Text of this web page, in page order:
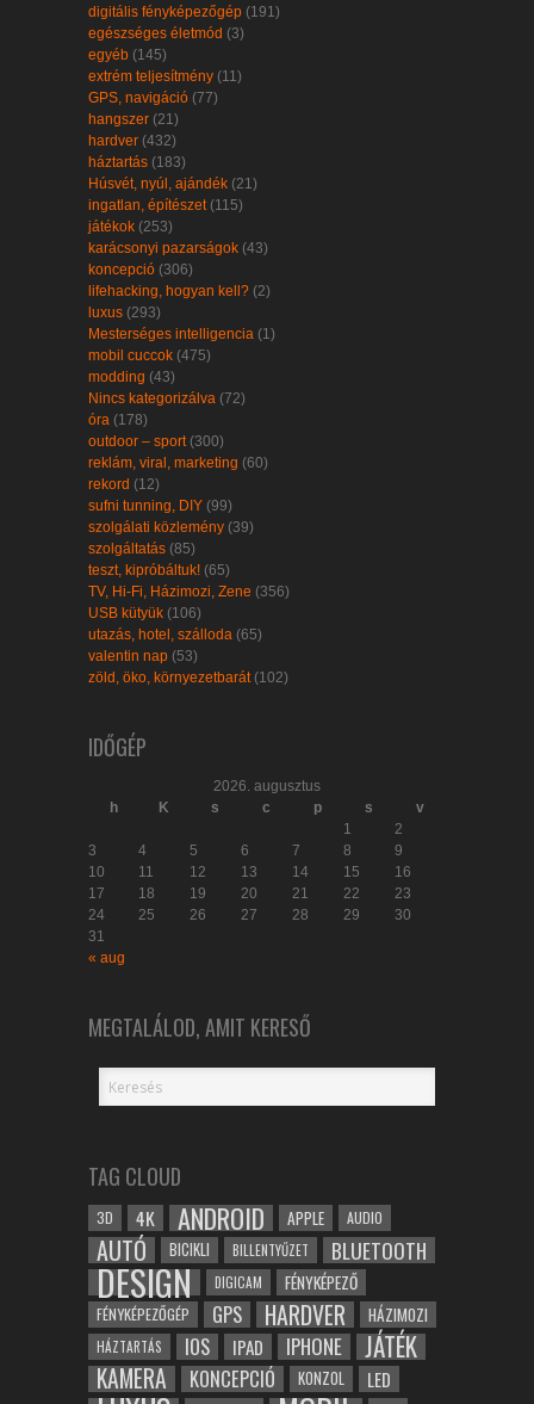
digitális fényképezőgép (191)
egészséges életmód (3)
egyéb (145)
extrém teljesítmény (11)
GPS, navigáció (77)
hangszer (21)
hardver (432)
háztartás (183)
Húsvét, nyúl, ajándék (21)
ingatlan, építészet(115)
játékok (253)
karácsonyi pazarságok (43)
koncepció (306)
lifehacking, hogyan kell? (2)
luxus (293)
Mesterséges intelligencia (1)
mobil cuccok (475)
modding (43)
Nincs kategorizálva (72)
óra (178)
outdoor – sport(300)
reklám, viral, marketing (60)
rekord (12)
sufni tunning, DIY (99)
szolgálati közlemény (39)
szolgáltatás (85)
teszt, kipróbáltuk! (65)
TV, Hi-Fi, Házimozi, Zene (356)
USB kütyük (106)
utazás, hotel, szálloda (65)
valentin nap (53)
zöld, öko, környezetbarát(102)
IDŐGÉP
2026. augusztus
h
K s c p s
v
1
2
3
4 5 6 7 8
9
10
11 12 13 14 15
16
17
18 19 20 21 22
23
24
25 26 27 28 29
30
31
« aug
MEGTALÁLOD, AMIT KERESŐ
TAG CLOUD
3D 4K ANDROID APPLE AUDIO
AUTÓ BICIKLI BILLENTYŰZET BLUETOOTH
DESIGN DIGICAM FÉNYKÉPEZŐ
FÉNYKÉPEZŐGÉP GPS HARDVER HÁZIMOZI
HÁZTARTÁS IOS IPAD IPHONE JÁTÉK
KAMERA KONCEPCIÓ KONZOL LED